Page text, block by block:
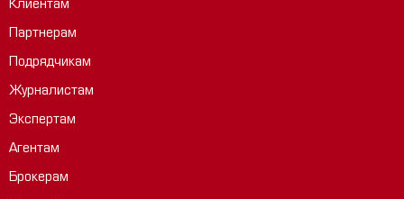
Клиентам
Партнерам
Подрядчикам
Журналистам
Экспертам
Агентам
Брокерам